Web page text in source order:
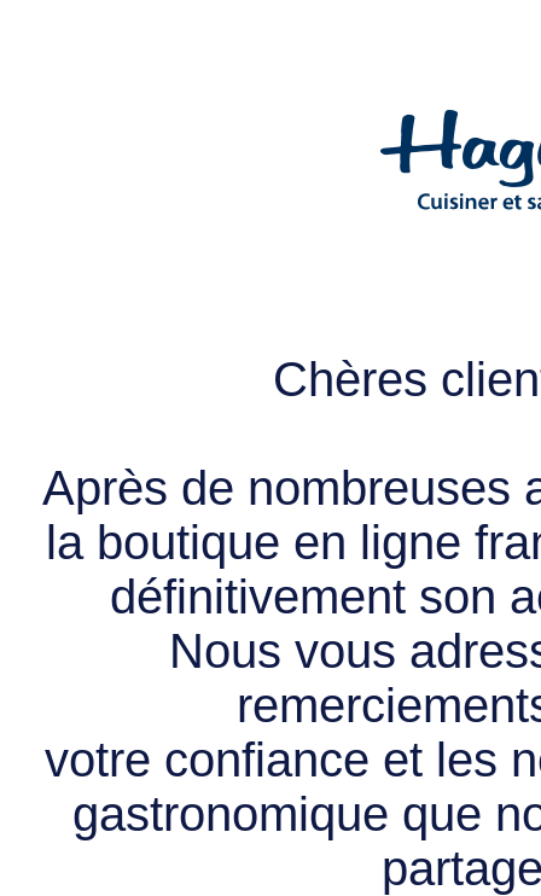
Chères
Après de nombreuses
la boutique en ligne
définitivement son
Nous vous
votre confiance et les
gastronomique que